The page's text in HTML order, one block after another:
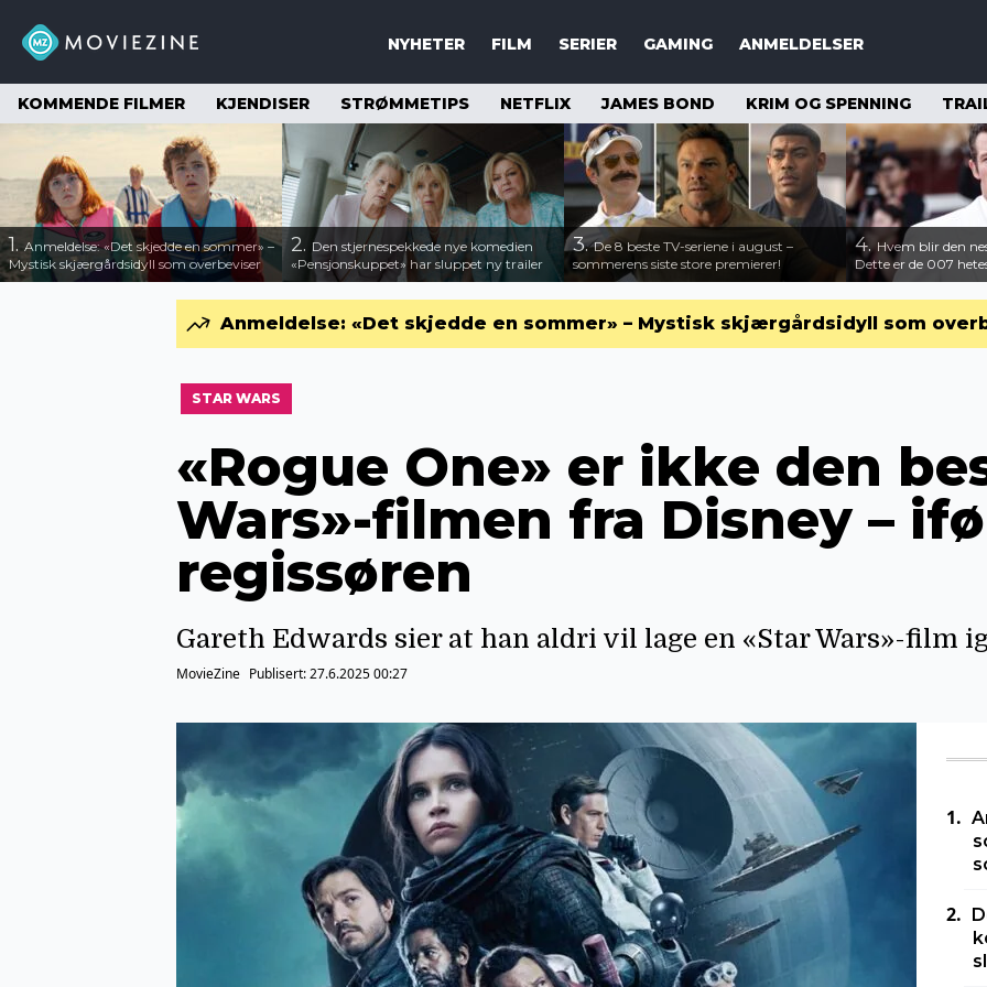
NYHETER FILM SERIER GAMING ANMELDELSER
KOMMENDE FILMER KJENDISER STRØMMETIPS NETFLIX JAMES BOND KRIM OG SPENNING
1.Anmeldelse: «Det skjedde en sommer» –
Mystisk skjærgårdsidyll som overbeviser
2. Den stjernespekkede nye komedien
«Pensjonskuppet» har sluppet ny trailer
3.De 8 beste TV-seriene i august –
sommerens siste store premierer!
4.Hvem blir den
Dette er de 007
Anmeldelse: «Det skjedde en sommer» – Mystisk skjærgårdsidyll som
STAR WARS
«Rogue One» er ikke den
Wars»-filmen fra Disney –
regissøren
Gareth Edwards sier at han aldri vil lage en «Star Wars»-film
MovieZine Publisert:27.6.2025 00:27